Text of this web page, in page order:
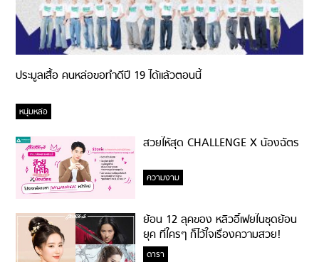
ประมูลเสื้อ คนหล่อขอทำดีปี 19 ได้แล้วตอนนี้
หนุ่มหล่อ
สวยให้สุด CHALLENGE X น้องฉัตร
ความงาม
ย้อน 12 ลุคของ หลิวอี้เฟยในชุดย้อน
ยุค ที่ใครๆ ก็ไว้ใจเรื่องความสวย!
ดารา